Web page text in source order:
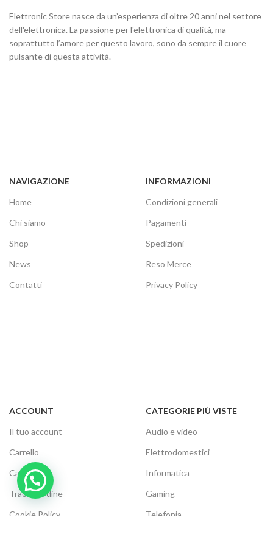
Elettronic Store nasce da un’esperienza di oltre 20 anni nel settore
dell'elettronica. La passione per l'elettronica di qualità, ma
soprattutto l’amore per questo lavoro, sono da sempre il cuore
pulsante di questa attività.
NAVIGAZIONE
Home
Chi siamo
Shop
News
Contatti
INFORMAZIONI
Condizioni generali
Pagamenti
Spedizioni
Reso Merce
Privacy Policy
ACCOUNT
Il tuo account
Carrello
Cassa
Traccia ordine
Cookie Policy
CATEGORIE PIÙ VISTE
Audio e video
Elettrodomestici
Informatica
Gaming
Telefonia